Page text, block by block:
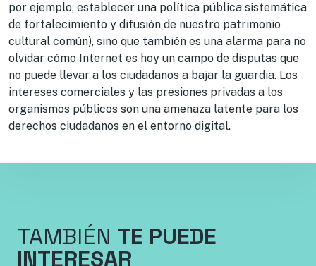
por ejemplo, establecer una política pública sistemática
de fortalecimiento y difusión de nuestro patrimonio
cultural común), sino que también es una alarma para no
olvidar cómo Internet es hoy un campo de disputas que
no puede llevar a los ciudadanos a bajar la guardia. Los
intereses comerciales y las presiones privadas a los
organismos públicos son una amenaza latente para los
derechos ciudadanos en el entorno digital.
TAMBIÉN TE PUEDE
INTERESAR